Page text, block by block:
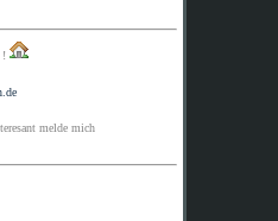
!
melde mich